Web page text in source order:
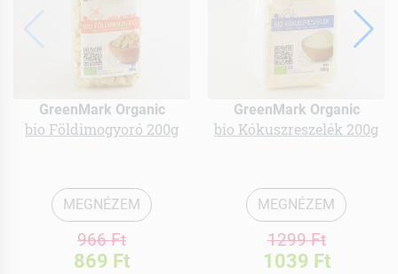
GreenMark Organic
bio Földimogyoró 200g
MEGNÉZEM
966 Ft
869 Ft
GreenMark Organic
bio Kókuszreszelék 200g
MEGNÉZEM
1299 Ft
1039 Ft